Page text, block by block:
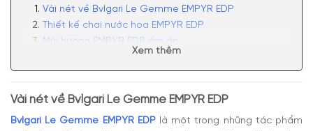
Vài nét về Bvlgari Le Gemme EMPYR EDP
Thiết kế chai nước hoa EMPYR EDP
Mùi hương EMPYR EDP ấm áp
EMPYR EDP
Xem thêm
Vài nét về Bvlgari Le Gemme EMPYR EDP
Bvlgari Le Gemme EMPYR EDPlà một trong những tác phẩm